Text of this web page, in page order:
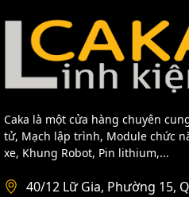
Caka là một cửa hàng chuyên
tử, Mạch lập trình, Module chức
xe, Khung Robot, Pin lithium,...
40/12 Lữ Gia, Phường 15,